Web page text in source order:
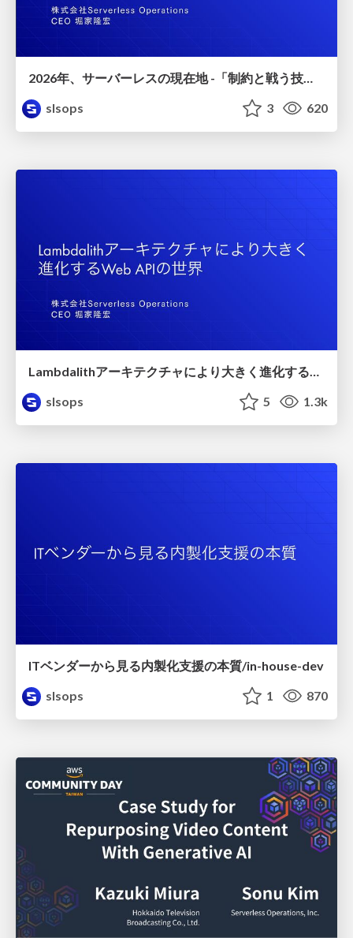
2026年、サーバーレスの現在地 -「制約と戦う技術」から「当たり前の実行基盤」へ- /serverless2026
slsops
3 620
Lambdalithアーキテクチャにより大きく進化するWeb APIの世界/lambdalith
slsops
5 1.3k
ITベンダーから見る内製化支援の本質/in-house-dev
slsops
1 870